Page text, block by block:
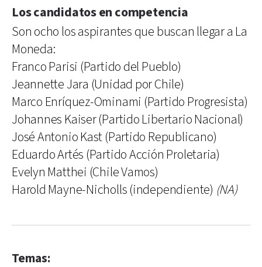
Los candidatos en competencia
Son ocho los aspirantes que buscan llegar a La
Moneda:
Franco Parisi (Partido del Pueblo)
Jeannette Jara (Unidad por Chile)
Marco Enríquez-Ominami (Partido Progresista)
Johannes Kaiser (Partido Libertario Nacional)
José Antonio Kast (Partido Republicano)
Eduardo Artés (Partido Acción Proletaria)
Evelyn Matthei (Chile Vamos)
Harold Mayne-Nicholls (independiente) (NA)
Temas: